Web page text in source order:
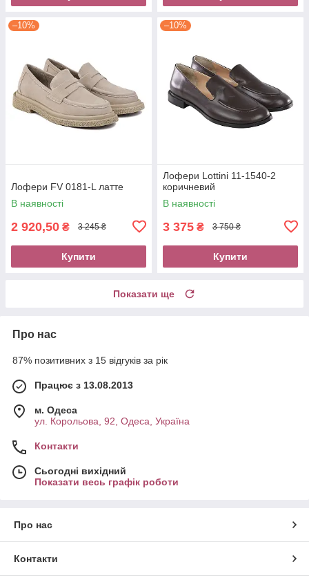
–10%
Лофери FV 0181-L латте
В наявності
2 920,50 ₴ 3 245 ₴
Купити
–10%
Лофери Lottini 11-1540-2
коричневий
В наявності
3 375 ₴ 3 750 ₴
Купити
Показати ще
Про нас
87% позитивних з 15 відгуків за рік
Працює з 13.08.2013
м. Одеса
ул. Корольова, 92, Одеса, Україна
Контакти
Сьогодні вихідний
Показати весь графік роботи
Про нас
Контакти